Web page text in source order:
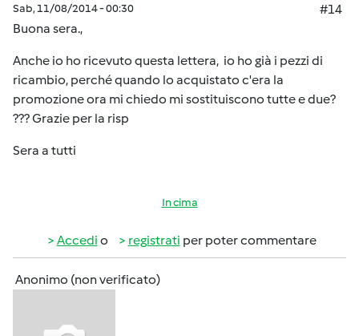
Sab, 11/08/2014 - 00:30
#14
Buona sera.,
Anche io ho ricevuto questa lettera, io ho già i pezzi di
ricambio, perché quando lo acquistato c'era la
promozione ora mi chiedo mi sostituiscono tutte e due?
??? Grazie per la risp
Sera a tutti
In cima
Accedi o registrati per poter commentare
Anonimo (non verificato)